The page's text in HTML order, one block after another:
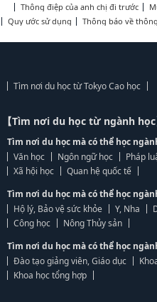
Thông điệp của anh chị đi trước
Quy ước sử dụng
Thông báo về
Tìm nơi du học từ Tokyo Cao học
【Tìm nơi du học từ ngành học
Tìm nơi du học mà có thể học
Văn học
Ngôn ngữ học Pháp
Xã hội học
Quan hệ quốc tế
Tìm nơi du học mà có thể học
Hộ lý, Bảo vệ sức khỏe
Y, Nha
Công học
Nông Thủy sản
Tìm nơi du học mà có thể học
Đào tạo giảng viên, Giáo dục
Khoa học tổng hợp